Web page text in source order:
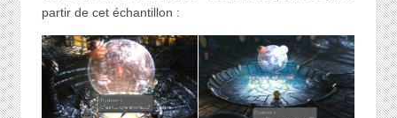
partir de cet échantillon :